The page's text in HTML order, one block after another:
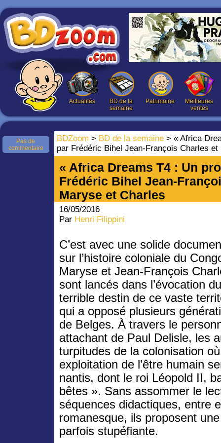
Actualités
BD de la
semaine
Patrimoine
Meilleures
ventes
BDZoom > BD de la semaine > « Africa
par Frédéric Bihel Jean-François Charles
Pas de
commentaire
« Africa Dreams T4 : Un
Frédéric Bihel Jean-
Maryse et Charles
16/05/2016
Par Henri Filippini
C’est avec une solide
sur l’histoire coloniale du
Maryse et Jean-François
sont lancés dans l’évocation du
terrible destin de ce vaste
qui a opposé plusieurs
de Belges. À travers le
attachant de Paul Delisle, les
turpitudes de la colonisation
exploitation de l’être humain
nantis, dont le roi Léopold II,
bêtes ». Sans assommer le
séquences didactiques, entre
romanesque, ils proposent
parfois stupéfiante.